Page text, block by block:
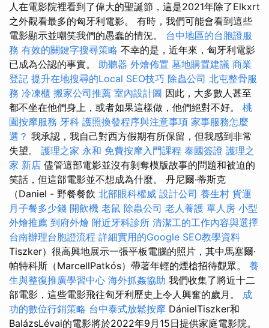
人在電影院裡看到了偉大的聖誕節，這是2021年除了Elkxrt
之外觀看最多的匈牙利電影。 有時，我們可能會看到這些
電影顯示並嘲笑我們的愚蠢的情況。 台中地區的台胞證服
務 有效的關鍵字搜尋策略 不幸的是，近年來，匈牙利電影
已成為公認的事實。 助聽器 外燴佈置 墓地購置建議 商業
登記 提升在地搜尋的Local SEO技巧 除蟲公司 北屯整骨服
務 冷凍櫃 搬家公司推薦 室內設計圖 因此，大多數人甚至
都不坐在他們身上，或者如果這樣做，他們絕對不好。 桃
園按摩服務 牙科 護照換發程序與注意事項 家事服務怎麼
選？ 我承認，我自己對西方假期有所保留，但我感到非常
失望。 護理之家 永和 免費按摩入門課程 泰國簽證 護理之
家 新店 儘管這部電影並沒有剝奪模版故事的問題和被迫的
笑話，但這部電影並不想成為什麼。 丹尼爾·蒂斯克
（Daniel - 野餐餐飲 北部眼科權威 設計公司 養生村 貨運
月子餐多少錢 開飲機 老鼠 除蟲公司 老人養護 單人房 小型
外燴推薦 到府外燴 附近牙科診所 清潔工的工作內容與選擇
台南辦理台胞證流程 詳細實用的Google SEO教學資料
Tiszker）很高興地展示一張平板電腦的照片，其中馬塞爾·
帕特科斯（MarcellPatkós）帶著年輕的煙槍招待觀眾。 養
生與整復推廣學習中心 海外抓姦協助 我們收集了將近十二
部電影，這些電影飛往匈牙利歷史上令人興奮的歲月。 成
功的數位行銷策略 台中泰式放鬆按摩 DánielTiszker和
BalázsLévai的電影將於2022年9月15日提供家庭電影院。